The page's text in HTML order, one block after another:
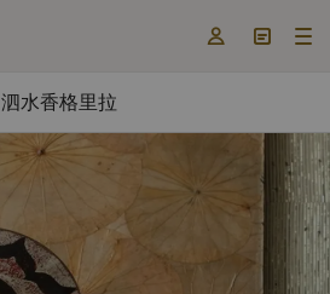
  
泗水香格里拉